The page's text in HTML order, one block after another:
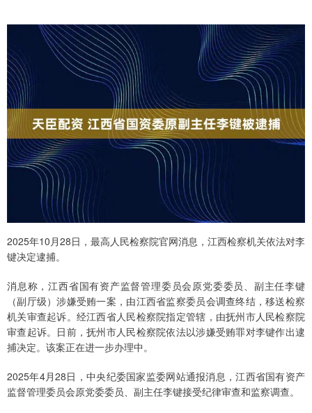
2025年10月28日，最高人民检察院官网消息，江西检察机关依法对李
键决定逮捕。
消息称，江西省国有资产监督管理委员会原党委委员、副主任李键
（副厅级）涉嫌受贿一案，由江西省监察委员会调查终结，移送检察
机关审查起诉。经江西省人民检察院指定管辖，由抚州市人民检察院
审查起诉。日前，抚州市人民检察院依法以涉嫌受贿罪对李键作出逮
捕决定。该案正在进一步办理中。
2025年4月28日，中央纪委国家监委网站通报消息，江西省国有资产
监督管理委员会原党委委员、副主任李键接受纪律审查和监察调查。